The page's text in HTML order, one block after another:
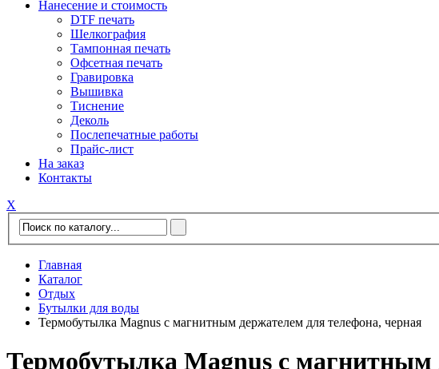
Нанесение и стоимость
DTF печать
Шелкография
Тампонная печать
Офсетная печать
Гравировка
Вышивка
Тиснение
Деколь
Послепечатные работы
Прайс-лист
На заказ
Контакты
Х
Главная
Каталог
Отдых
Бутылки для воды
Термобутылка Magnus с магнитным держателем для телефона, черная
Термобутылка Magnus с магнитным